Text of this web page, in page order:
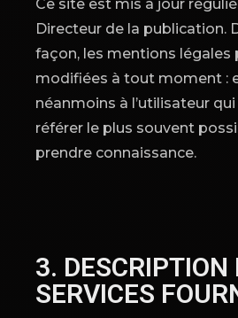
Ce site est mis à jour
Directeur de la publication.
façon, les mentions légales
modifiées à tout moment :
néanmoins à l’utilisateur qui
référer le plus souvent
prendre connaissance.
3. DESCRIPTION
SERVICES